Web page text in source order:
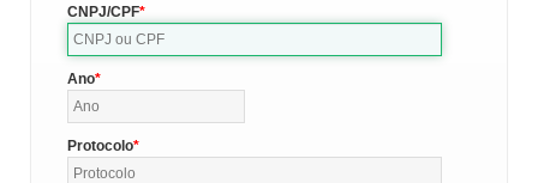
CNPJ/CPF
Ano
Protocolo